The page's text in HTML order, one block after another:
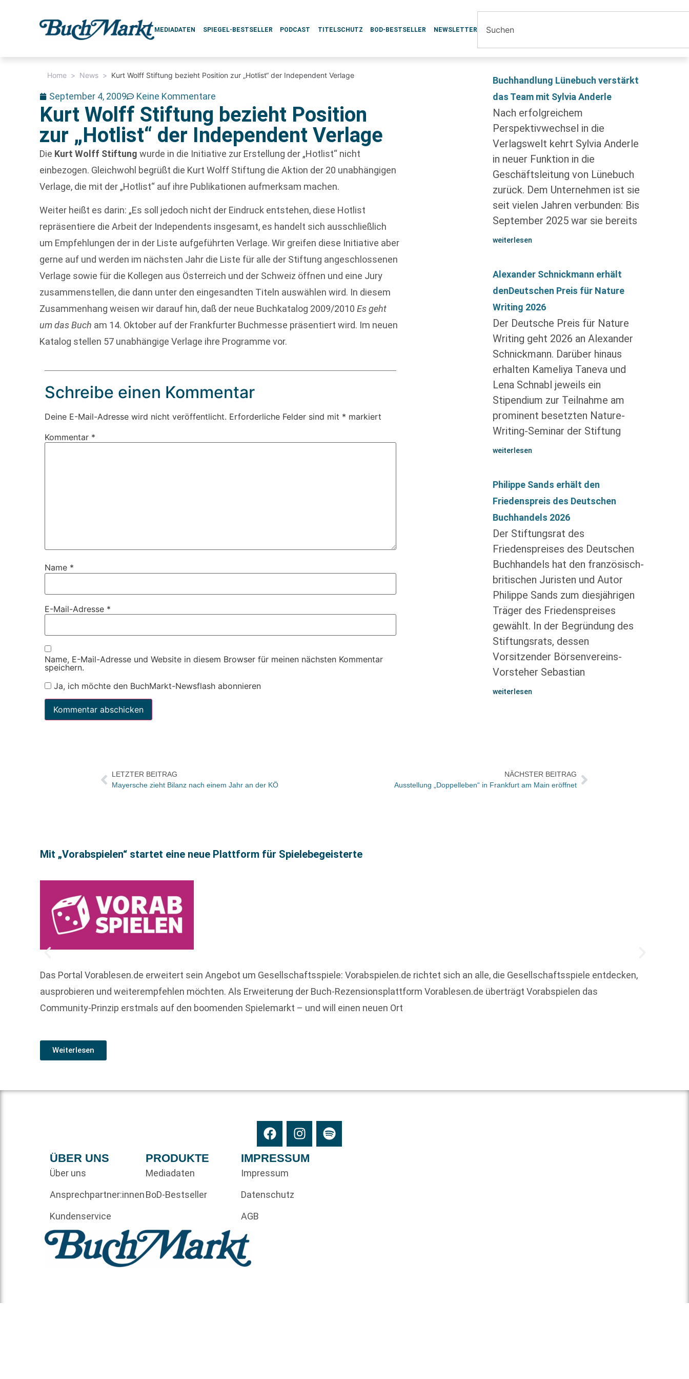
MEDIADATEN SPIEGEL-BESTSELLER PODCAST TITELSCHUTZ BOD-BESTSELLER NEWSLETTER
Home > News > Kurt Wolff Stiftung bezieht Position zur „Hotlist“ der Independent Verlage
September 4, 2009 Keine Kommentare
Kurt Wolff Stiftung bezieht Position
zur „Hotlist“ der Independent Verlage
Die Kurt Wolff Stiftung wurde in die Initiative zur Erstellung der „Hotlist“ nicht
einbezogen. Gleichwohl begrüßt die Kurt Wolff Stiftung die Aktion der 20 unabhängigen
Verlage, die mit der „Hotlist“ auf ihre Publikationen aufmerksam machen.
Weiter heißt es darin: „Es soll jedoch nicht der Eindruck entstehen, diese Hotlist
repräsentiere die Arbeit der Independents insgesamt, es handelt sich ausschließlich
um Empfehlungen der in der Liste aufgeführten Verlage. Wir greifen diese Initiative aber
gerne auf und werden im nächsten Jahr die Liste für alle der Stiftung angeschlossenen
Verlage sowie für die Kollegen aus Österreich und der Schweiz öffnen und eine Jury
zusammenstellen, die dann unter den eingesandten Titeln auswählen wird. In diesem
Zusammenhang weisen wir darauf hin, daß der neue Buchkatalog 2009/2010Es geht
um das Buch am 14. Oktober auf der Frankfurter Buchmesse präsentiert wird. Im neuen
Katalog stellen 57 unabhängige Verlage ihre Programme vor.
Schreibe einen Kommentar
Deine E-Mail-Adresse wird nicht veröffentlicht. Erforderliche Felder sind mit * markiert
Kommentar *
Name *
E-Mail-Adresse *
Name, E-Mail-Adresse und Website in diesem Browser für meinen nächsten Kommentar
speichern.
Ja, ich möchte den BuchMarkt-Newsflash abonnieren
Buchhandlung Lünebuch verstärkt
das Team mit Sylvia Anderle
Nach erfolgreichem
Perspektivwechsel in die
Verlagswelt kehrt Sylvia Anderle
in neuer Funktion in die
Geschäftsleitung von Lünebuch
zurück. Dem Unternehmen ist sie
seit vielen Jahren verbunden: Bis
September 2025 war sie bereits
weiterlesen
Alexander Schnickmann erhält
denDeutschen Preis für Nature
Writing 2026
Der Deutsche Preis für Nature
Writing geht 2026 an Alexander
Schnickmann. Darüber hinaus
erhalten Kameliya Taneva und
Lena Schnabl jeweils ein
Stipendium zur Teilnahme am
prominent besetzten Nature-
Writing-Seminar der Stiftung
weiterlesen
Philippe Sands erhält den
Friedenspreis des Deutschen
Buchhandels 2026
Der Stiftungsrat des
Friedenspreises des Deutschen
Buchhandels hat den französisch-
britischen Juristen und Autor
Philippe Sands zum diesjährigen
Träger des Friedenspreises
gewählt. In der Begründung des
Stiftungsrats, dessen
Vorsitzender Börsenvereins-
Vorsteher Sebastian
weiterlesen
LETZTER BEITRAG
Mayersche zieht Bilanz nach einem Jahr an der KÖ
NÄCHSTER BEITRAG
Ausstellung „Doppelleben“ in Frankfurt am Main eröffnet
Mit „Vorabspielen“ startet eine neue Plattform für Spielebegeisterte
Das Portal Vorablesen.de erweitert sein Angebot um Gesellschaftsspiele: Vorabspielen.de richtet sich an alle, die Gesellschaftsspiele entdecken,
ausprobieren und weiterempfehlen möchten. Als Erweiterung der Buch-Rezensionsplattform Vorablesen.de überträgt Vorabspielen das
Community-Prinzip erstmals auf den boomenden Spielemarkt – und will einen neuen Ort
Weiterlesen
ÜBER UNS
Über uns
Ansprechpartner:innen
Kundenservice
PRODUKTE
Mediadaten
BoD-Bestseller
IMPRESSUM
Impressum
Datenschutz
AGB